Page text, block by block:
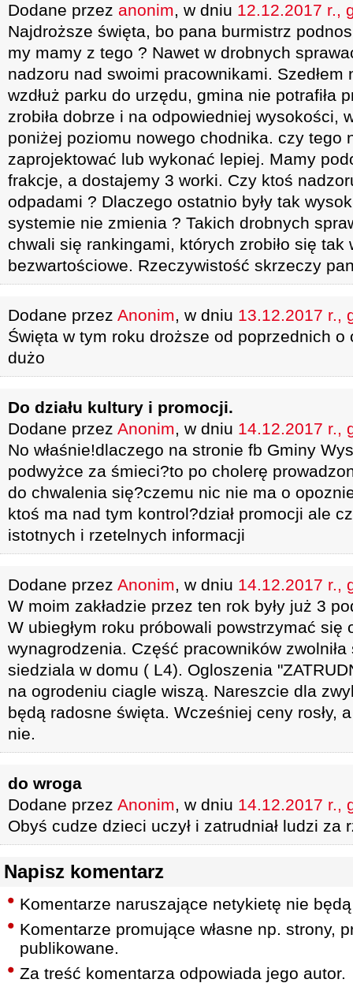
Dodane przez anonim, w dniu 12.12.2017 r.,
Najdroższe święta, bo pana burmistrz
my mamy z tego ? Nawet w drobnych
nadzoru nad swoimi pracownikami. Szedłem
wzdłuż parku do urzędu, gmina nie potrafiła
zrobiła dobrze i na odpowiedniej wysokości,
poniżej poziomu nowego chodnika. czy tego
zaprojektować lub wykonać lepiej. Mamy
frakcje, a dostajemy 3 worki. Czy ktoś
odpadami ? Dlaczego ostatnio były tak
systemie nie zmienia ? Takich drobnych
chwali się rankingami, których zrobiło się tak
bezwartościowe. Rzeczywistość skrzeczy
Dodane przez Anonim, w dniu 13.12.2017 r.,
Święta w tym roku droższe od poprzednich o
dużo
Do działu kultury i promocji.
Dodane przez Anonim, w dniu 14.12.2017 r.,
No właśnie!dlaczego na stronie fb Gminy
podwyżce za śmieci?to po cholerę
do chwalenia się?czemu nic nie ma o
ktoś ma nad tym kontrol?dział promocji ale
istotnych i rzetelnych informacji
Dodane przez Anonim, w dniu 14.12.2017 r.,
W moim zakładzie przez ten rok były już 3
W ubiegłym roku próbowali powstrzymać się
wynagrodzenia. Część pracowników
siedziala w domu ( L4). Ogloszenia
na ogrodeniu ciagle wiszą. Nareszcie dla
będą radosne święta. Wcześniej ceny rosły,
nie.
do wroga
Dodane przez Anonim, w dniu 14.12.2017 r.,
Obyś cudze dzieci uczył i zatrudniał ludzi za
Napisz komentarz
Komentarze naruszające netykietę nie
Komentarze promujące własne np. strony,
publikowane.
Za treść komentarza odpowiada jego autor.